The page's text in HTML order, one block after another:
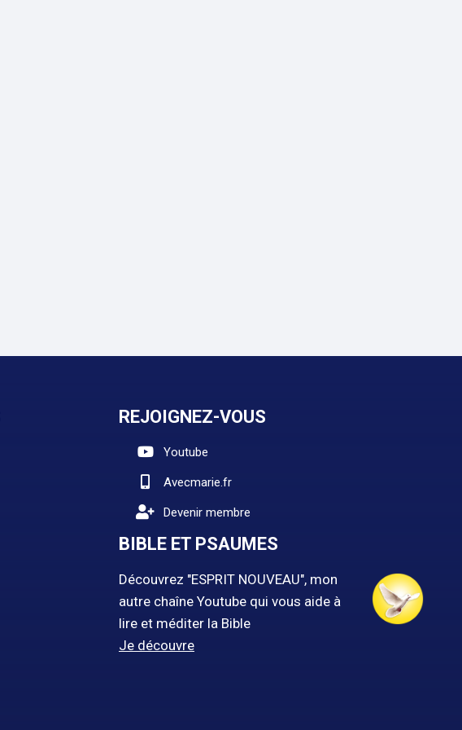
REJOIGNEZ-VOUS
Youtube
Avecmarie.fr
Devenir membre
BIBLE ET PSAUMES
Découvrez "ESPRIT NOUVEAU", mon
autre chaîne Youtube qui vous aide à
lire et méditer la Bible
Je découvre